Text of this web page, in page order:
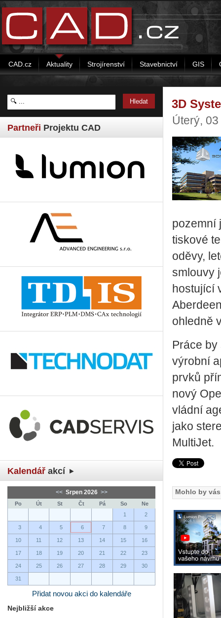
CAD.cz Aktuality Strojírenství Stavebnictví GIS
Partneři Projektu CAD
Kalendář akcí
<< Srpen 2026 >>
Po Út St Čt Pá So
Ne
1
2
3 4 5 6 7 8 9
10 11 12 13 14 15 16
17 18 19 20 21 22 23
24 25 26 27 28 29 30
31
Přidat novou akci do kalendáře
Nejbližší akce
3D
Úterý,
pozemní
tiskové
oděvy,
smlouvy
hostující
ohledně
Práce
výrobní
prvků
nový
vládní
jako
MultiJet.
Mohlo by